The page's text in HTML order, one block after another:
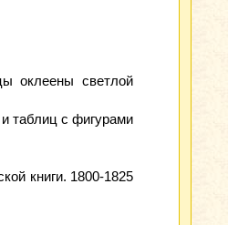
оклеены светлой
таблиц с фигурами
книги. 1800-1825